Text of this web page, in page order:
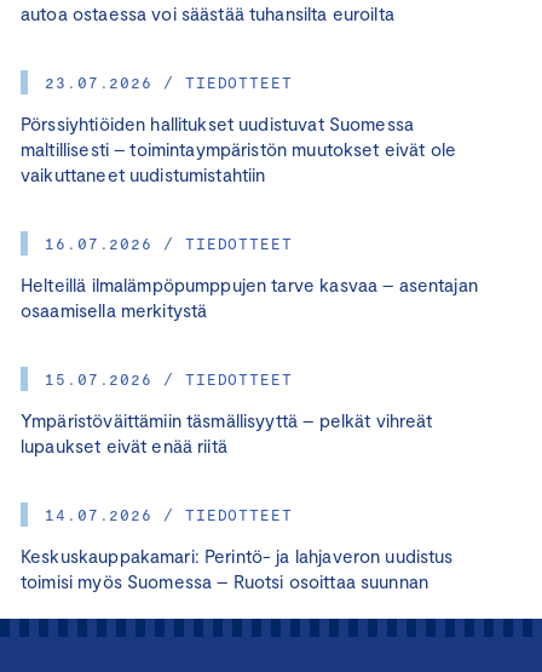
autoa ostaessa voi säästää tuhansilta euroilta
23.07.2026 / TIEDOTTEET
Pörssiyhtiöiden hallitukset uudistuvat Suomessa
maltillisesti – toimintaympäristön muutokset eivät ole
vaikuttaneet uudistumistahtiin
16.07.2026 / TIEDOTTEET
Helteillä ilmalämpöpumppujen tarve kasvaa – asentajan
osaamisella merkitystä
15.07.2026 / TIEDOTTEET
Ympäristöväittämiin täsmällisyyttä – pelkät vihreät
lupaukset eivät enää riitä
14.07.2026 / TIEDOTTEET
Keskuskauppakamari: Perintö- ja lahjaveron uudistus
toimisi myös Suomessa – Ruotsi osoittaa suunnan